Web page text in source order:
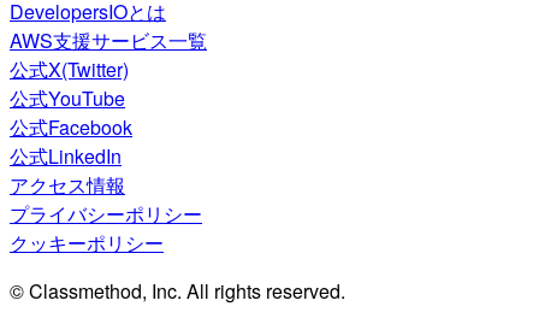
DevelopersIOとは
AWS支援サービス一覧
公式X(Twitter)
公式YouTube
公式Facebook
公式LinkedIn
アクセス情報
プライバシーポリシー
クッキーポリシー
© Classmethod, Inc. All rights reserved.